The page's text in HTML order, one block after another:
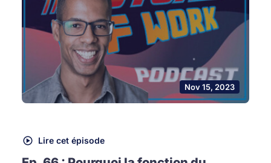
Nov 15, 2023
Lire cet épisode